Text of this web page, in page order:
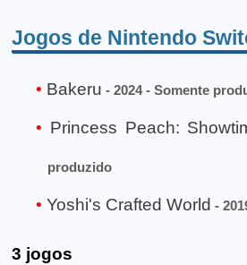
Jogos de Nintendo
Bakeru - 2024 - Somente
Princess Peach:
produzido
Yoshi's Crafted World -
3 jogos